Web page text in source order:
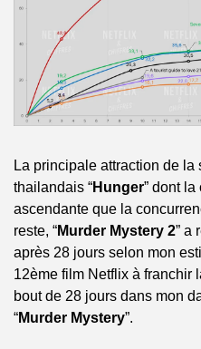
La principale attraction de
thailandais “Hunger” dont
ascendante que la
reste, “Murder Mystery 2” a
après 28 jours selon mon
12ème film Netflix à franchir
bout de 28 jours dans mon
“Murder Mystery”.